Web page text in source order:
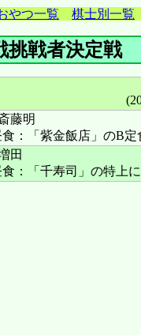
やつ一覧 棋士別一覧
挑戦者決定戦
藤明
食：「紫金飯店」のB
田
食：「千寿司」の特上